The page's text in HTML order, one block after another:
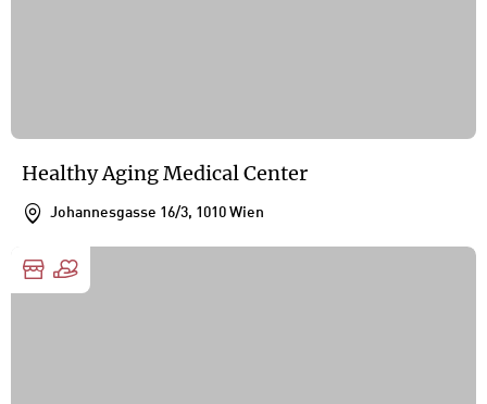
Healthy Aging Medical Center
Johannesgasse 16/3, 1010 Wien